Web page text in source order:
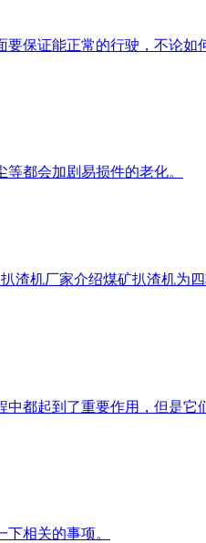
保证能正常的行驶，不论如
都会加剧易损件的老化。
渣机厂家介绍煤矿扒渣机为
都起到了重要作用，但是它
相关的事项。